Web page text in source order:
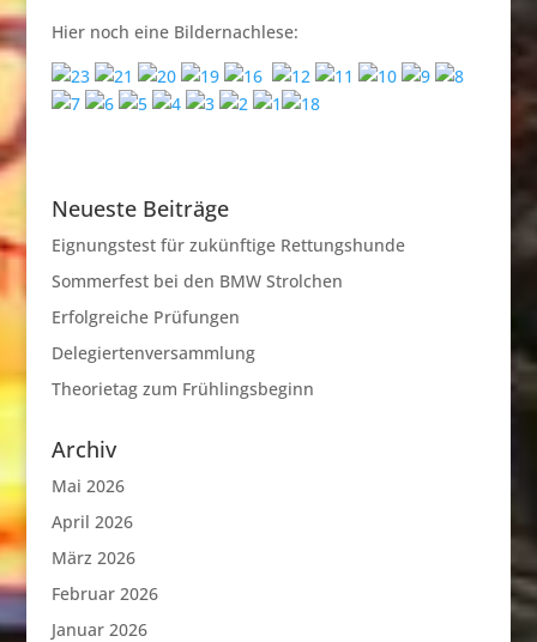
Hier noch eine Bildernachlese:
Neueste Beiträge
Eignungstest für zukünftige Rettungshunde
Sommerfest bei den BMW Strolchen
Erfolgreiche Prüfungen
Delegiertenversammlung
Theorietag zum Frühlingsbeginn
Archiv
Mai 2026
April 2026
März 2026
Februar 2026
Januar 2026